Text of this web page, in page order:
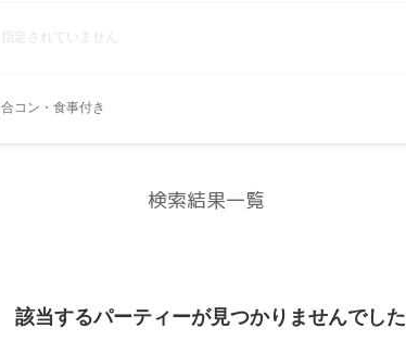
指定されていません
合コン・食事付き
検索結果一覧
該当するパーティーが見つかりませんでした